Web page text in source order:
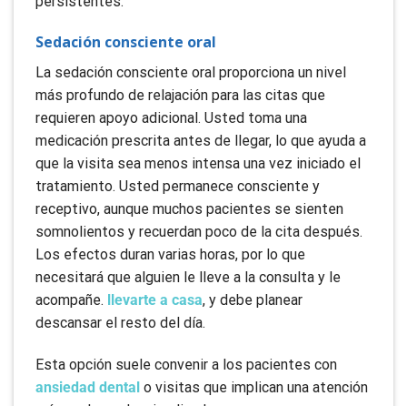
Sedación consciente oral
La sedación consciente oral proporciona un nivel
más profundo de relajación para las citas que
requieren apoyo adicional. Usted toma una
medicación prescrita antes de llegar, lo que ayuda a
que la visita sea menos intensa una vez iniciado el
tratamiento. Usted permanece consciente y
receptivo, aunque muchos pacientes se sienten
somnolientos y recuerdan poco de la cita después.
Los efectos duran varias horas, por lo que
necesitará que alguien le lleve a la consulta y le
acompañe.
llevarte a casa, y debe planear
descansar el resto del día.
Esta opción suele convenir a los pacientes con
ansiedad dental o visitas que implican una atención